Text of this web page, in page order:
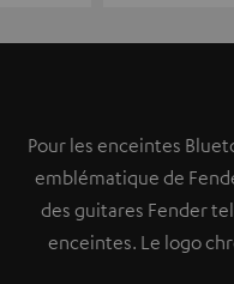
Pour les enceintes
emblématique de
des guitares Fender
enceintes. Le logo